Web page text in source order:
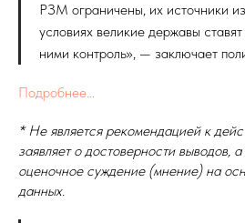
РЗМ ограничены, их источники
условиях великие державы
ними контроль», — заключает
Подробнее...
* Не является рекомендацией к
заявляет о достоверности выводов,
оценочное суждение (мнение) на
данных.